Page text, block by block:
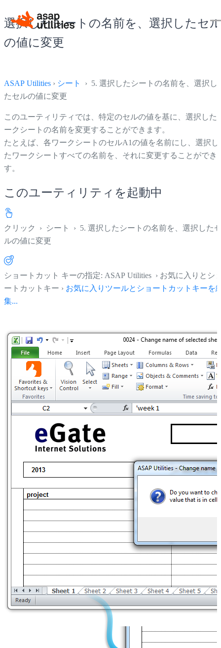
選択したシートの名前を、選択したセ
の値に変更
ASAP Utilities › シート
› 5. 選択したシートの名前を、選択し
たセルの値に変更
このユーティリティでは、特定のセルの値を基に、選択した
ークシートの名前を変更することができます。
たとえば、各ワークシートのセルA1の値を名前にし、選択し
たワークシートすべての名前を、それに変更することができ
す。
このユーティリティを起動中
クリック › シート › 5. 選択したシートの名前を、選択した
ルの値に変更
ショートカット キーの指定: ASAP Utilities › お気に入りとシ
ートカットキー › お気に入りツールとショートカットキーを
集...